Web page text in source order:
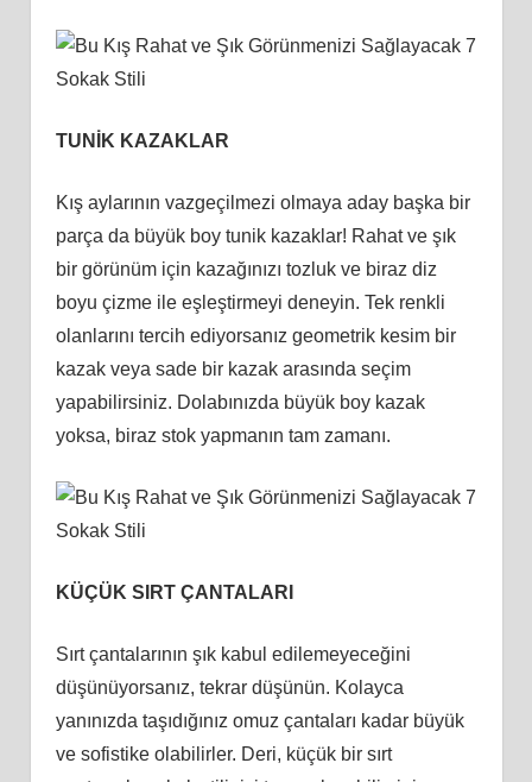
TUNİK KAZAKLAR
Kış aylarının vazgeçilmezi olmaya aday başka bir
parça da büyük boy tunik kazaklar! Rahat ve şık
bir görünüm için kazağınızı tozluk ve biraz diz
boyu çizme ile eşleştirmeyi deneyin. Tek renkli
olanlarını tercih ediyorsanız geometrik kesim bir
kazak veya sade bir kazak arasında seçim
yapabilirsiniz. Dolabınızda büyük boy kazak
yoksa, biraz stok yapmanın tam zamanı.
KÜÇÜK SIRT ÇANTALARI
Sırt çantalarının şık kabul edilemeyeceğini
düşünüyorsanız, tekrar düşünün. Kolayca
yanınızda taşıdığınız omuz çantaları kadar büyük
ve sofistike olabilirler. Deri, küçük bir sırt